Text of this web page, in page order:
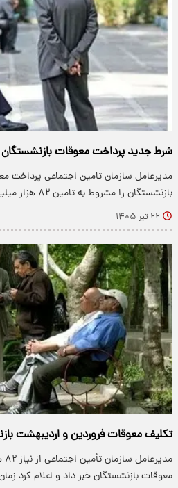
شرط جدید پرداخت معوقات بازنشستگان
مدیرعامل سازمان تامین اجتماعی پرداخت
بازنشستگان را مشروط به تامین ۸۲ هزار میلیارد تومان…
۲۲ تیر ۱۴۰۵
تکلیف معوقات فروردین و اردیبهشت
معوقات بازنشستگان خبر داد و اعلام کرد